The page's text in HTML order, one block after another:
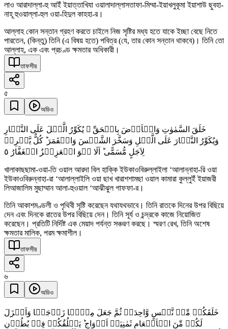
লাও আরাদাল্লা-হু আইঁ ইয়াত্তাখিযা ওয়ালাদাল্লাসতাফা-মিম্মা-ইয়াখলুকূমা ইয়াশাউ ছুবহা-
নাহূ হুওয়াল্লা-হুল ওয়া-হিদুল কাহহা-র।
আল্লাহ কোন সন্তান গ্রহণ করতে চাইলে নিজ সৃষ্টির মধ্য হতে যাকে ইচ্ছা বেছে নিতে
পারতেন, (কিন্তু) তিনি (এ বিষয় হতে) পবিত্র (যে, তার কোন সন্তান থাকবে)। তিনি তো
আল্লাহ, এক এবং প্রচণ্ড ক্ষমতার অধিকারী।
তাফসীর
৫
অডিও
خَلَقَ السَّمٰوٰتِ وَالۡاَرۡضَ بِالۡحَقِّ ۚ یُکَوِّرُ الَّیۡلَ عَلَی النَّہَارِ
وَیُکَوِّرُ النَّہَارَ عَلَی الَّیۡلِ وَسَخَّرَ الشَّمۡسَ وَالۡقَمَرَ ؕ کُلٌّ یَّجۡرِیۡ
لِاَجَلٍ مُّسَمًّی ؕ اَلَا ہُوَ الۡعَزِیۡزُ الۡغَفَّارُ ٥
খালাকাছছামা-ওয়া-তি ওয়াল আরদা বিল হাক্কি ইউকাওবিরুল্লাইলা ‘আলান্নাহা-রি ওয়া
ইউকাওবিরুন্নাহা-রা ‘আলাল্লাইলি ওয়া ছাখ খারাশশামছা ওয়াল কামারা কুল্লুইঁ ইয়াজরী
লিআজালিম মুছাম্মান আলা-হুওয়াল ‘আঝীঝুল গাফফা-র।
তিনি আকাশমণ্ডলী ও পৃথিবী সৃষ্টি করেছেন যথাযথভাবে। তিনি রাতকে দিনের উপর বিছিয়ে
দেন এবং দিনকে রাতের উপর বিছিয়ে দেন। তিনি সূর্য ও চন্দ্রকে কাজে নিয়োজিত
করেছেন। প্রতিটি নির্দিষ্ট এক মেয়াদ পর্যন্ত সঞ্চরণ করছে। স্মরণ রেখ, তিনি অশেষ
ক্ষমতার মালিক, পরম ক্ষমাশীল।
তাফসীর
৬
অডিও
خَلَقَکُمۡ مِّنۡ نَّفۡسٍ وَّاحِدَۃٍ ثُمَّ جَعَلَ مِنۡہَا زَوۡجَہَا وَاَنۡزَلَ
لَکُمۡ مِّنَ الۡاَنۡعَامِ ثَمٰنِیَۃَ اَزۡوَاجٍ ؕ یَخۡلُقُکُمۡ فِیۡ بُطُوۡنِ